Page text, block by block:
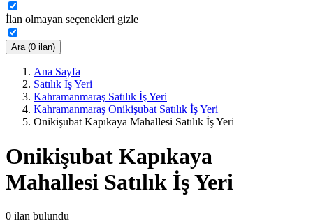
İlan olmayan seçenekleri gizle
Ara (0 ilan)
Ana Sayfa
Satılık İş Yeri
Kahramanmaraş Satılık İş Yeri
Kahramanmaraş Onikişubat Satılık İş Yeri
Onikişubat Kapıkaya Mahallesi Satılık İş Yeri
Onikişubat Kapıkaya
Mahallesi Satılık İş Yeri
0 ilan bulundu